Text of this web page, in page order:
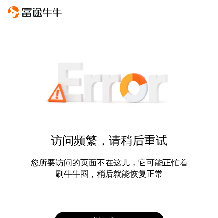
访问频繁，请稍后重试
您所要访问的页面不在这儿，它可能正忙着
刷牛牛圈，稍后就能恢复正常